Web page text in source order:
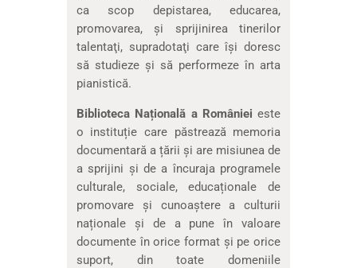
ca scop depistarea, educarea,
promovarea, şi sprijinirea tinerilor
talentaţi, supradotaţi care îşi doresc
să studieze şi să performeze în arta
pianistică.
Biblioteca Națională a României este
o instituție care păstrează memoria
documentară a țării și are misiunea de
a sprijini și de a încuraja programele
culturale, sociale, educaționale de
promovare și cunoaștere a culturii
naționale și de a pune în valoare
documente în orice format și pe orice
suport, din toate domeniile